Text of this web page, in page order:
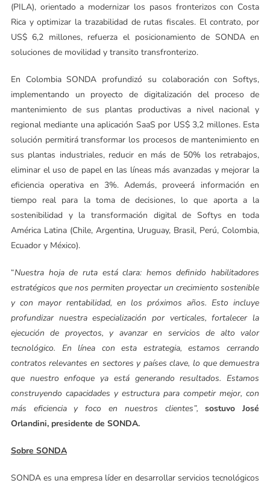
(PILA), orientado a modernizar los pasos fronterizos con Costa
Rica y optimizar la trazabilidad de rutas fiscales. El contrato, por
US$ 6,2 millones, refuerza el posicionamiento de SONDA en
soluciones de movilidad y transito transfronterizo.
En Colombia SONDA profundizó su colaboración con Softys,
implementando un proyecto de digitalización del proceso de
mantenimiento de sus plantas productivas a nivel nacional y
regional mediante una aplicación SaaS por US$ 3,2 millones. Esta
solución permitirá transformar los procesos de mantenimiento en
sus plantas industriales, reducir en más de 50% los retrabajos,
eliminar el uso de papel en las líneas más avanzadas y mejorar la
eficiencia operativa en 3%. Además, proveerá información en
tiempo real para la toma de decisiones, lo que aporta a la
sostenibilidad y la transformación digital de Softys en toda
América Latina (Chile, Argentina, Uruguay, Brasil, Perú, Colombia,
Ecuador y México).
“Nuestra hoja de ruta está clara: hemos definido habilitadores
estratégicos que nos permiten proyectar un crecimiento sostenible
y con mayor rentabilidad, en los próximos años. Esto incluye
profundizar nuestra especialización por verticales, fortalecer la
ejecución de proyectos, y avanzar en servicios de alto valor
tecnológico. En línea con esta estrategia, estamos cerrando
contratos relevantes en sectores y países clave, lo que demuestra
que nuestro enfoque ya está generando resultados. Estamos
construyendo capacidades y estructura para competir mejor, con
más eficiencia y foco en nuestros clientes”,sostuvo José
Orlandini, presidente de SONDA.
Sobre SONDA
SONDA es una empresa líder en desarrollar servicios tecnológicos